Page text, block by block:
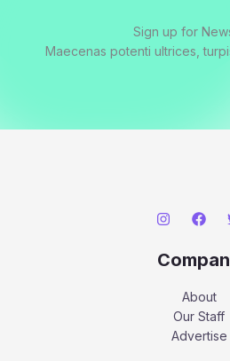
Sign up for
Maecenas potenti ultrices,
About
Our Staff
Advertise